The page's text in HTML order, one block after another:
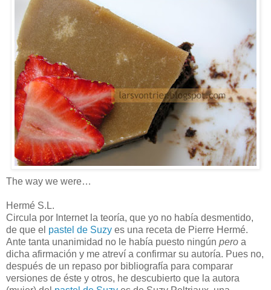
The way we were…
Hermé S.L.
Circula por Internet la teoría, que yo no había desmentido,
de que el pastel de Suzy es una receta de Pierre Hermé.
Ante tanta unanimidad no le había puesto ningún pero a
dicha afirmación y me atreví a confirmar su autoría. Pues no,
después de un repaso por bibliografía para comparar
versiones de éste y otros, he descubierto que la autora